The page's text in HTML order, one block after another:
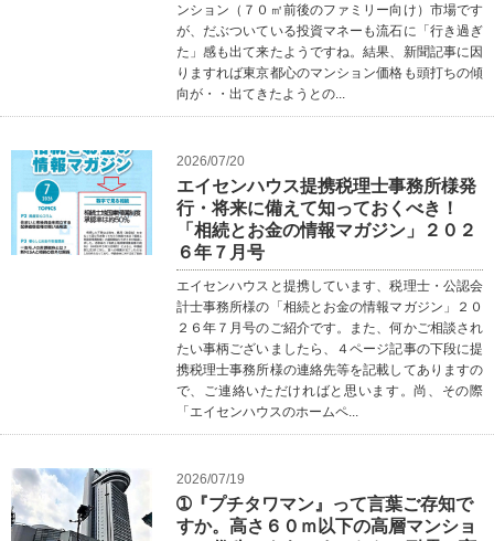
ンション（７０㎡前後のファミリー向け）市場です
が、だぶついている投資マネーも流石に「行き過ぎ
た」感も出て来たようですね。結果、新聞記事に因
りますれば東京都心のマンション価格も頭打ちの傾
向が・・出てきたようとの...
2026/07/20
エイセンハウス提携税理士事務所様発
行・将来に備えて知っておくべき！
「相続とお金の情報マガジン」２０２
６年７月号
エイセンハウスと提携しています、税理士・公認会
計士事務所様の「相続とお金の情報マガジン」２０
２６年７月号のご紹介です。また、何かご相談され
たい事柄ございましたら、４ページ記事の下段に提
携税理士事務所様の連絡先等を記載してありますの
で、ご連絡いただければと思います。尚、その際
「エイセンハウスのホームペ...
2026/07/19
➀『プチタワマン』って言葉ご存知で
すか。高さ６０ｍ以下の高層マンショ